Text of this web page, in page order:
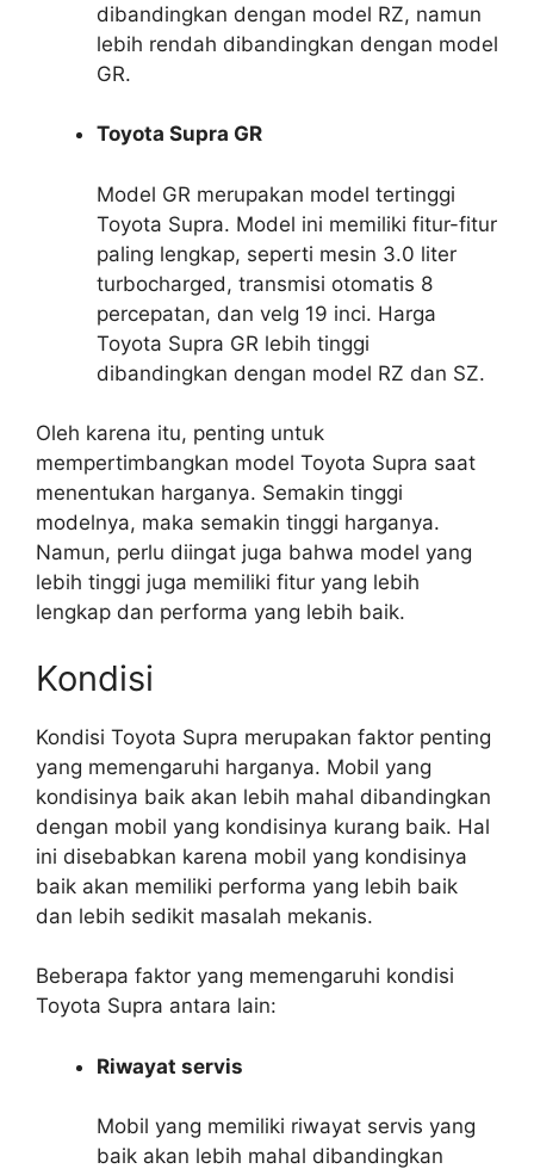
dibandingkan dengan model RZ, namun
lebih rendah dibandingkan dengan model
GR.
Toyota Supra GR
Model GR merupakan model tertinggi
Toyota Supra. Model ini memiliki fitur-fitur
paling lengkap, seperti mesin 3.0 liter
turbocharged, transmisi otomatis 8
percepatan, dan velg 19 inci. Harga
Toyota Supra GR lebih tinggi
dibandingkan dengan model RZ dan SZ.
Oleh karena itu, penting untuk
mempertimbangkan model Toyota Supra saat
menentukan harganya. Semakin tinggi
modelnya, maka semakin tinggi harganya.
Namun, perlu diingat juga bahwa model yang
lebih tinggi juga memiliki fitur yang lebih
lengkap dan performa yang lebih baik.
Kondisi
Kondisi Toyota Supra merupakan faktor penting
yang memengaruhi harganya. Mobil yang
kondisinya baik akan lebih mahal dibandingkan
dengan mobil yang kondisinya kurang baik. Hal
ini disebabkan karena mobil yang kondisinya
baik akan memiliki performa yang lebih baik
dan lebih sedikit masalah mekanis.
Beberapa faktor yang memengaruhi kondisi
Toyota Supra antara lain:
Riwayat servis
Mobil yang memiliki riwayat servis yang
baik akan lebih mahal dibandingkan